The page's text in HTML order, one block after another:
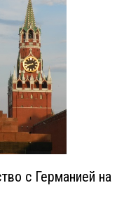
с Германией на